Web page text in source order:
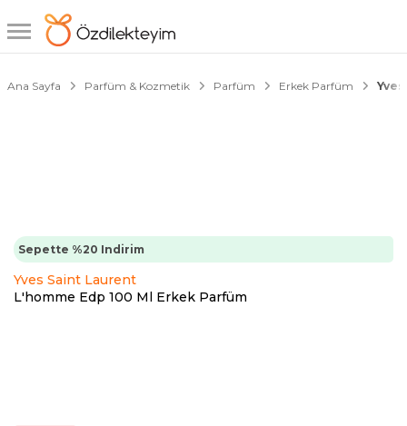
Ana Sayfa Parfüm & Kozmetik Parfüm Erkek Parfüm
Sepette %20 Indirim
Yves Saint Laurent
L'homme Edp 100 Ml Erkek Parfüm
2/5